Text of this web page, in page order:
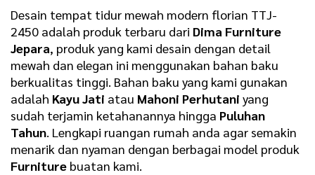
Desain tempat tidur mewah modern florian TTJ-
2450 adalah produk terbaru dari Dima Furniture
Jepara, produk yang kami desain dengan detail
mewah dan elegan ini menggunakan bahan baku
berkualitas tinggi. Bahan baku yang kami gunakan
adalah Kayu Jati atau Mahoni Perhutani yang
sudah terjamin ketahanannya hingga Puluhan
Tahun. Lengkapi ruangan rumah anda agar semakin
menarik dan nyaman dengan berbagai model produk
Furniture buatan kami.